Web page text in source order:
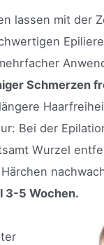
lassen mit der
Schmerzen
Bei der
Wurzel
3-5 Wochen.